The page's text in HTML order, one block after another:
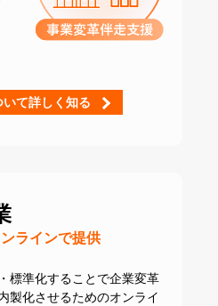
て詳しく知る
ラインで提供
標準化することで企業変革
製化させるためのオンライ